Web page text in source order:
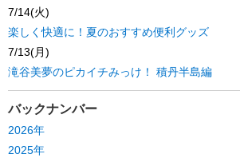
7/14(火)
楽しく快適に！夏のおすすめ便利グッズ
7/13(月)
滝谷美夢のピカイチみっけ！ 積丹半島編
バックナンバー
2026年
2025年